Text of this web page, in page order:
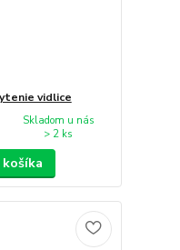
vidlice
Skladom u nás
> 2 ks